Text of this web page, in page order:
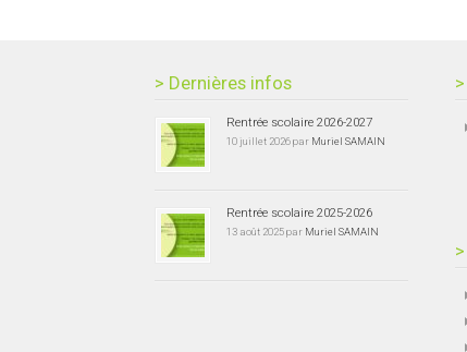
> Dernières infos
Rentrée scolaire 2026-2027
10 juillet 2026 par Muriel SAMAIN
Rentrée scolaire 2025-2026
13 août 2025 par Muriel SAMAIN